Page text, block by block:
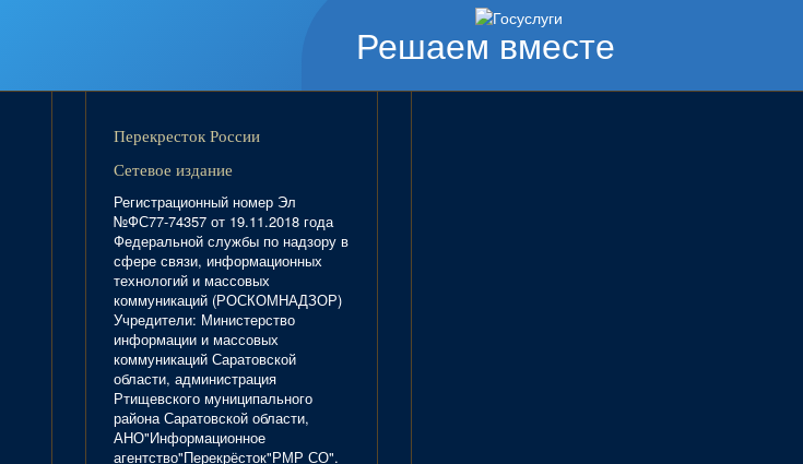
Решаем вместе
Перекресток России
Сетевое издание
Регистрационный номер Эл
№ФС77-74357 от 19.11.2018 года
Федеральной службы по надзору в
сфере связи, информационных
технологий и массовых
коммуникаций (РОСКОМНАДЗОР)
Учредители: Министерство
информации и массовых
коммуникаций Саратовской
области, администрация
Ртищевского муниципального
района Саратовской области,
АНО"Информационное
агентство"Перекрёсток"РМР СО".